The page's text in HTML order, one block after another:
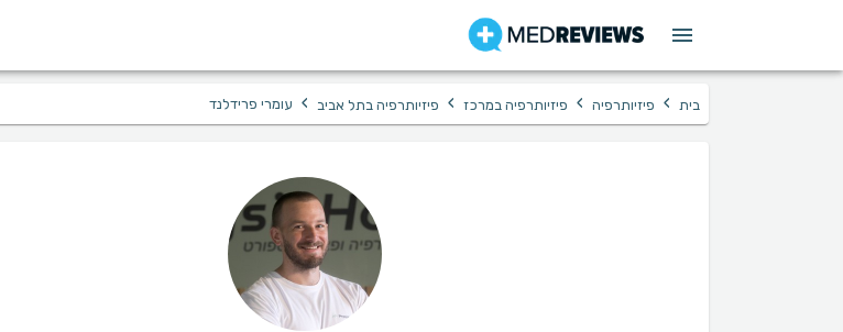
בית › פיזיותרפיה › פיזיותרפיה במרכז › פיזיותרפיה בתל אביב › עומרי פרידלנד